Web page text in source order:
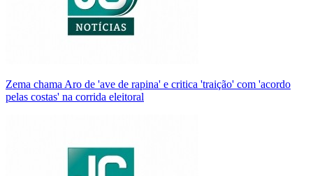
Zema chama Aro de 'ave de rapina' e critica 'traição' com 'acordo
pelas costas' na corrida eleitoral